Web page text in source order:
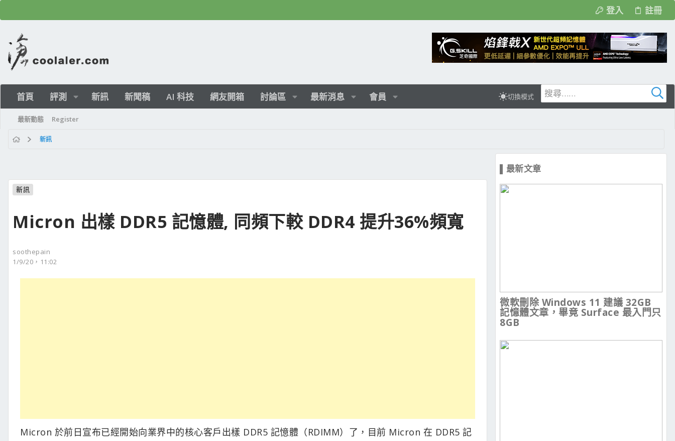
登入 註冊
首頁 評測 新訊 新聞稿 AI 科技 網友開箱 討論區 最新消息 會員 切換模式
最新動態 Register
新訊
新訊
Micron 出樣 DDR5 記憶體, 同頻下較 DDR4 提升36%頻寬
soothepain
1/9/20，11:02
Micron 於前日宣布已經開始向業界中的核心客戶出樣 DDR5 記憶體（RDIMM）了，目前 Micron 在 DDR5 記
▌最新文章
微軟刪除 Windows 11 建議 32GB
記憶體文章，畢竟 Surface 最入門只
8GB